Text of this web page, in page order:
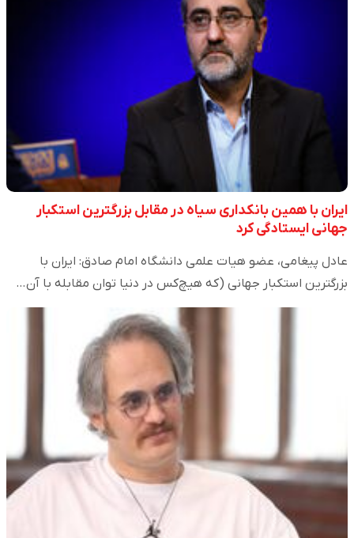
ایران با همین بانکداری سیاه در مقابل بزرگترین استکبار
جهانی ایستادگی کرد
عادل پیغامی، عضو هیات علمی دانشگاه امام صادق: ایران با
بزرگترین استکبار جهانی (که هیچ‌کس در دنیا توان مقابله با آن…